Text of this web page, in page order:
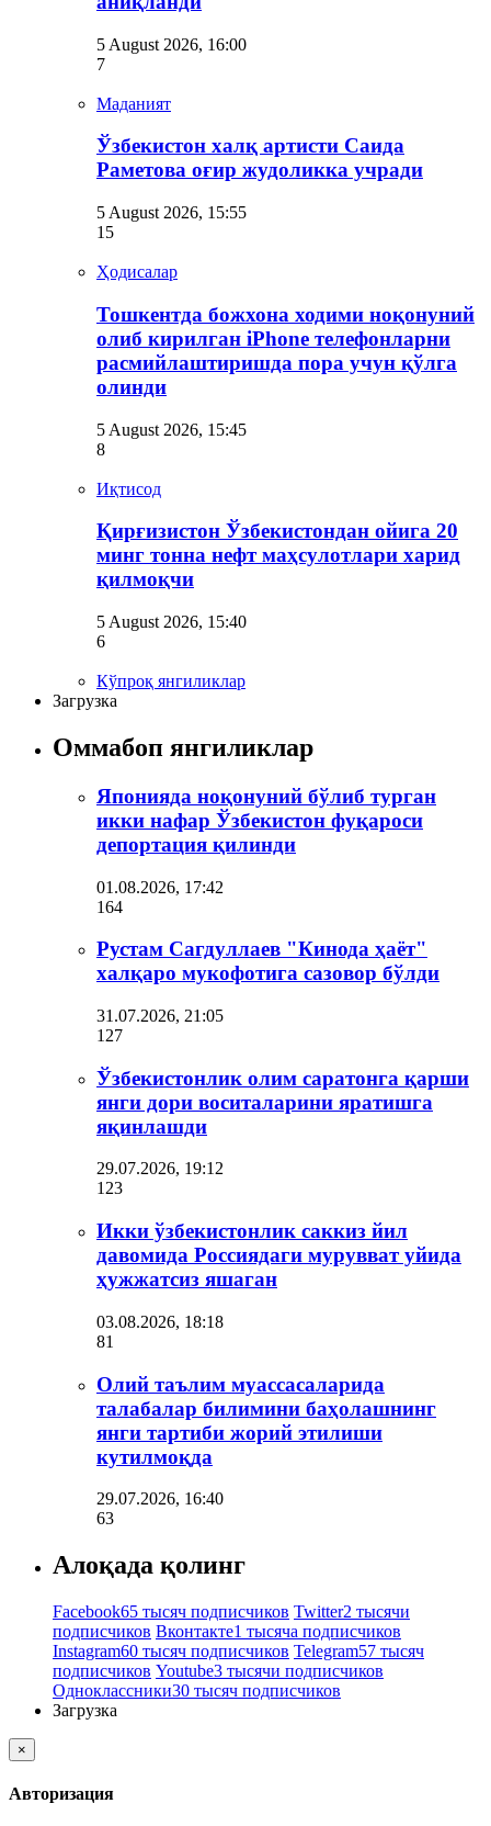
5 August 2026, 16:00
7
Маданият
Ўзбекистон халқ артисти Саида
Раметова оғир жудоликка учради
5 August 2026, 15:55
15
Ҳодисалар
Тошкентда божхона ходими ноқонуний
олиб кирилган iPhone телефонларни
расмийлаштиришда пора учун қўлга
олинди
5 August 2026, 15:45
8
Иқтисод
Қирғизистон Ўзбекистондан ойига 20
минг тонна нефт маҳсулотлари харид
қилмоқчи
5 August 2026, 15:40
6
Кўпроқ янгиликлар
Загрузка
Оммабоп янгиликлар
Японияда ноқонуний бўлиб турган
икки нафар Ўзбекистон фуқароси
депортация қилинди
01.08.2026, 17:42
164
Рустам Сагдуллаев "Кинода ҳаёт"
халқаро мукофотига сазовор бўлди
31.07.2026, 21:05
127
Ўзбекистонлик олим саратонга қарши
янги дори воситаларини яратишга
яқинлашди
29.07.2026, 19:12
123
Икки ўзбекистонлик саккиз йил
давомида Россиядаги мурувват уйида
ҳужжатсиз яшаган
03.08.2026, 18:18
81
Олий таълим муассасаларида
талабалар билимини баҳолашнинг
янги тартиби жорий этилиши
кутилмоқда
29.07.2026, 16:40
63
Алоқада қолинг
Facebook65 тысяч подписчиков Twitter2 тысячи
подписчиков Вконтакте1 тысяча подписчиков
Instagram60 тысяч подписчиков Telegram57 тысяч
подписчиков Youtube3 тысячи подписчиков
Одноклассники30 тысяч подписчиков
Загрузка
×
Авторизация